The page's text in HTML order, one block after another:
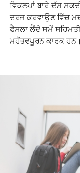
ਵਿਕਲਪਾਂ ਬਾਰੇ ਦੱਸ
ਦਰਜ ਕਰਵਾਉਣ ਵਿੱਚ
ਫੈਸਲਾ ਲੈਂਦੇ ਸਮੇਂ
ਮਹੱਤਵਪੂਰਨ ਕਾਰਕ ਹਨ।